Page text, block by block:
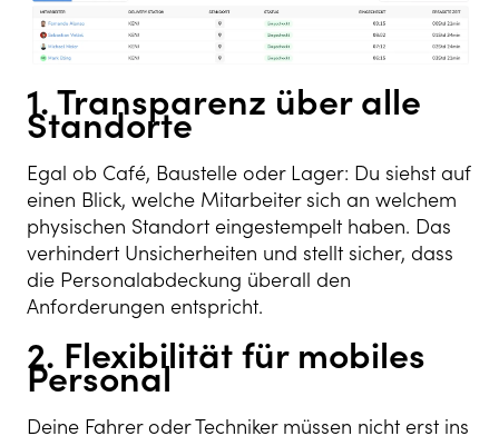
1. Transparenz über alle
Standorte
Egal ob Café, Baustelle oder Lager: Du siehst auf
einen Blick, welche Mitarbeiter sich an welchem
physischen Standort eingestempelt haben. Das
verhindert Unsicherheiten und stellt sicher, dass
die Personalabdeckung überall den
Anforderungen entspricht.
2. Flexibilität für mobiles
Personal
Deine Fahrer oder Techniker müssen nicht erst ins